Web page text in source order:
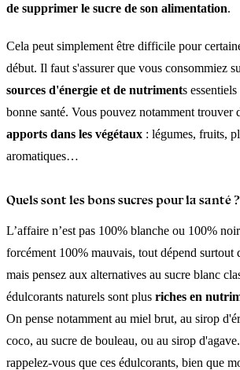
de supprimer le sucre de son alimentation.
Cela peut simplement être difficile pour
début. Il faut s'assurer que vous consommiez
sources d'énergie et de nutriments
bonne santé. Vous pouvez notamment trouver
apports dans les végétaux : légumes, fruits,
aromatiques…
Quels sont les bons sucres pour la santé ?
L’affaire n’est pas 100% blanche ou 100%
forcément 100% mauvais, tout dépend surtout
mais pensez aux alternatives au sucre blanc
édulcorants naturels sont plus riches en
On pense notamment au miel brut, au sirop
coco, au sucre de bouleau, ou au sirop
rappelez-vous que ces édulcorants, bien que